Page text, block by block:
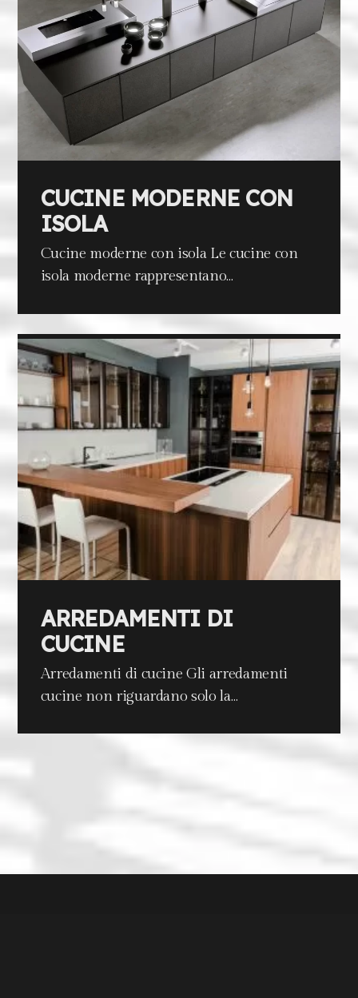
CUCINE MODERNE CON
ISOLA
Cucine moderne con isola Le cucine con
isola moderne rappresentano…
ARREDAMENTI DI
CUCINE
Arredamenti di cucine Gli arredamenti
cucine non riguardano solo la…